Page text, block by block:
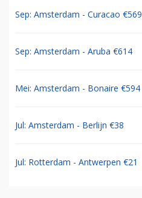
Sep: Amsterdam - Curacao €569
Sep: Amsterdam - Aruba €614
Mei: Amsterdam - Bonaire €594
Jul: Amsterdam - Berlijn €38
Jul: Rotterdam - Antwerpen €21